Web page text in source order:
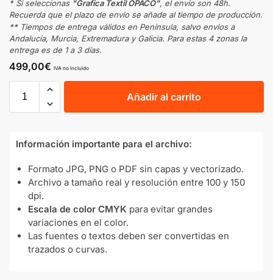
* Si seleccionas "Grafica Textil OPACO", el envío son 48h.
Recuerda que el plazo de envío se añade al tiempo de producción.
** Tiempos de entrega válidos en Península, salvo envíos a
Andalucía, Murcia, Extremadura y Galicia. Para estas 4 zonas la
entrega es de 1 a 3 días.
499,00€ IVA no incluido
Añadir al carrito
Información importante para el archivo:
Formato JPG, PNG o PDF sin capas y vectorizado.
Archivo a tamaño real y resolución entre 100 y 150
dpi.
Escala de color CMYK para evitar grandes
variaciones en el color.
Las fuentes o textos deben ser convertidas en
trazados o curvas.